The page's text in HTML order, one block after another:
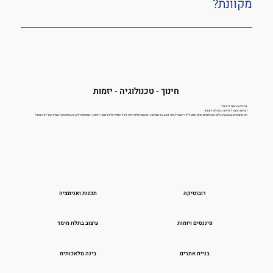
חינוך - טכנולוגיה - יזמות
ברוכים הבאים ל"אדיר"
המיזם המוביל לחינוך טכנולוגי ויזמות!
אנו מתמחים בהענקת כלים טכנולוגיים מתקדמים לילדי ישראל, תוך דגש על מצוינות, חדשנות וליווי אישי לכל תלמיד ולכל מוסד חינוכי. הצטרפו אלינו, והבטיחו את העתיד של דור המחר!
תכנות ואנימציה רובוטיקה
עיצוב בתלת מימד פיננסים ויזמות
בינה מלאכותית בניית אתרים
מקוונת?
כן, במידת הצורך אנו מציעים אפשרות לקורסים מקוונים